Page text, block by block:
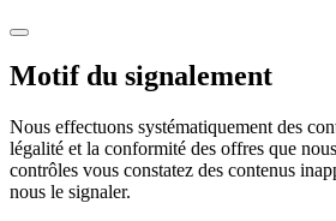
Motif du signalement
Nous effectuons systématiquement des
légalité et la conformité des offres que
contrôles vous constatez des contenus
nous le signaler.